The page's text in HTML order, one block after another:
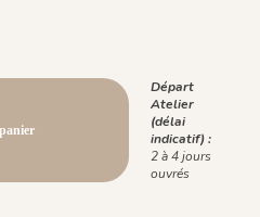
Départ
Atelier
(délai
indicatif) :
2 à 4 jours
ouvrés